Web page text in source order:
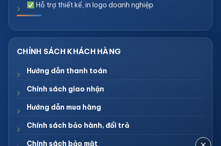
Hỗ trợ thiết kế, in logo doanh nghiệp
Hướng dẫn thanh toán
Chính sách giao nhận
Hướng dẫn mua hàng
Chính sách bảo hành, đổi trả
Chính sách bảo mật